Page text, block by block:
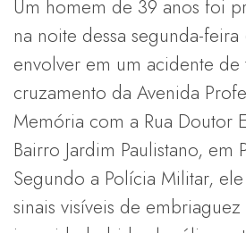
Um homem de 39 anos foi
na noite dessa segunda-feira
envolver em um acidente de
cruzamento da Avenida
Memória com a Rua Doutor
Bairro Jardim Paulistano, em
Segundo a Polícia Militar,
sinais visíveis de